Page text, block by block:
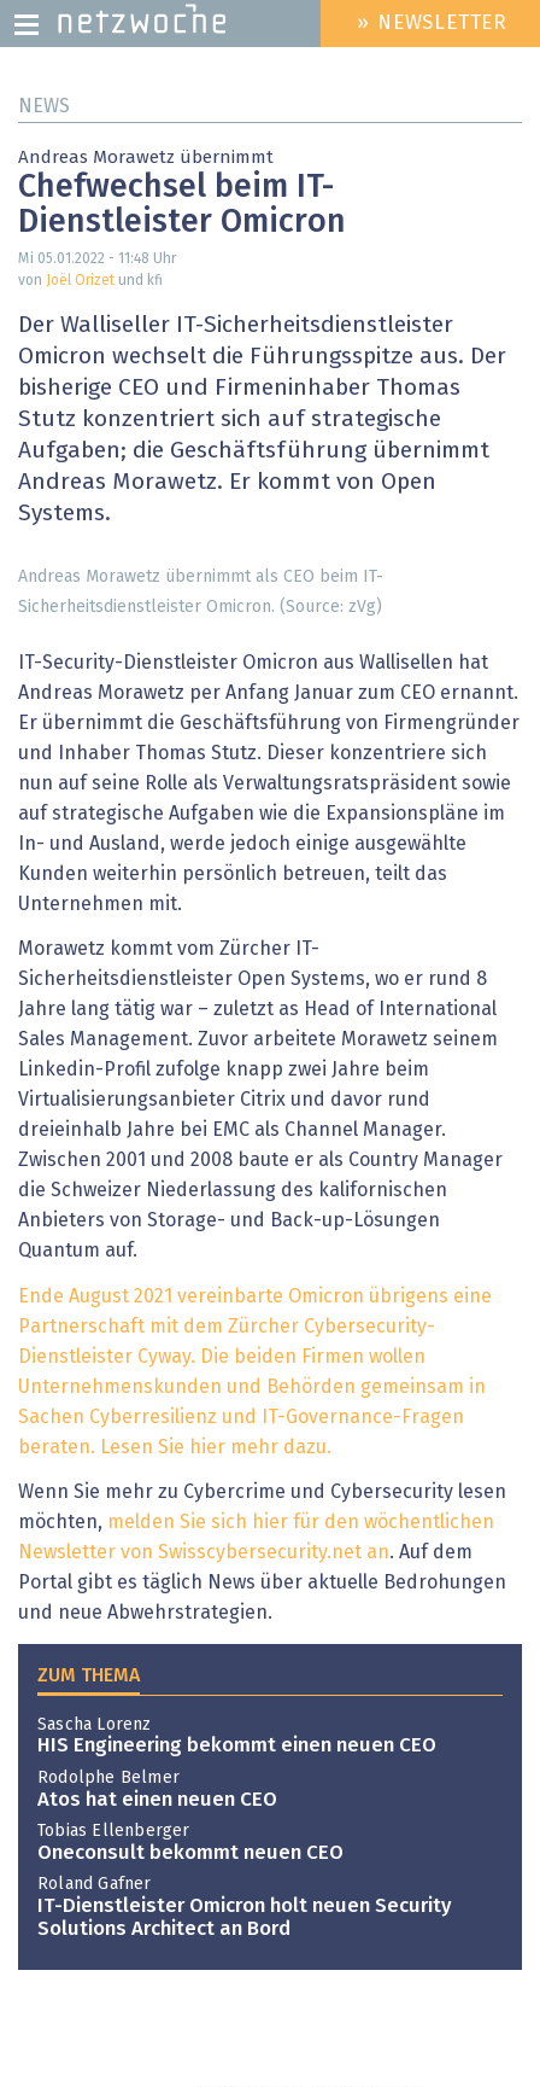
zum
HEADER
MENU
» NEWSLETTER
NEWS
Andreas Morawetz übernimmt
Chefwechsel beim IT-
Dienstleister Omicron
Mi 05.01.2022 - 11:48 Uhr
von
Joël Orizet und kfi
Der Walliseller IT-Sicherheitsdienstleister
Omicron wechselt die Führungsspitze aus. Der
bisherige CEO und Firmeninhaber Thomas
Stutz konzentriert sich auf strategische
Aufgaben; die Geschäftsführung übernimmt
Andreas Morawetz. Er kommt von Open
Systems.
Andreas Morawetz übernimmt als CEO beim IT-
Sicherheitsdienstleister Omicron. (Source: zVg)
IT-Security-Dienstleister Omicron aus Wallisellen hat
Andreas Morawetz per Anfang Januar zum CEO ernannt.
Er übernimmt die Geschäftsführung von Firmengründer
und Inhaber Thomas Stutz. Dieser konzentriere sich
nun auf seine Rolle als Verwaltungsratspräsident sowie
auf strategische Aufgaben wie die Expansionspläne im
In- und Ausland, werde jedoch einige ausgewählte
Kunden weiterhin persönlich betreuen, teilt das
Unternehmen mit.
Morawetz kommt vom Zürcher IT-
Sicherheitsdienstleister Open Systems, wo er rund 8
Jahre lang tätig war – zuletzt as Head of International
Sales Management. Zuvor arbeitete Morawetz seinem
Linkedin-Profil zufolge knapp zwei Jahre beim
Virtualisierungsanbieter Citrix und davor rund
dreieinhalb Jahre bei EMC als Channel Manager.
Zwischen 2001 und 2008 baute er als Country Manager
die Schweizer Niederlassung des kalifornischen
Anbieters von Storage- und Back-up-Lösungen
Quantum auf.
Ende August 2021 vereinbarte Omicron übrigens eine
Partnerschaft mit dem Zürcher Cybersecurity-
Dienstleister Cyway. Die beiden Firmen wollen
Unternehmenskunden und Behörden gemeinsam in
Sachen Cyberresilienz und IT-Governance-Fragen
beraten. Lesen Sie hier mehr dazu.
Wenn Sie mehr zu Cybercrime und Cybersecurity lesen
möchten, melden Sie sich hier für den wöchentlichen
Newsletter von Swisscybersecurity.net an. Auf dem
Portal gibt es täglich News über aktuelle Bedrohungen
und neue Abwehrstrategien.
ZUM THEMA
Sascha Lorenz
HIS Engineering bekommt einen neuen CEO
Rodolphe Belmer
Atos hat einen neuen CEO
Tobias Ellenberger
Oneconsult bekommt neuen CEO
Roland Gafner
IT-Dienstleister Omicron holt neuen Security
Solutions Architect an Bord